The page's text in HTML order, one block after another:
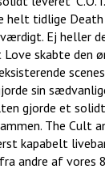
helt tidlige
Ej heller
skabte den
sin
gjorde et
The Cult
kapabelt
andre af vores